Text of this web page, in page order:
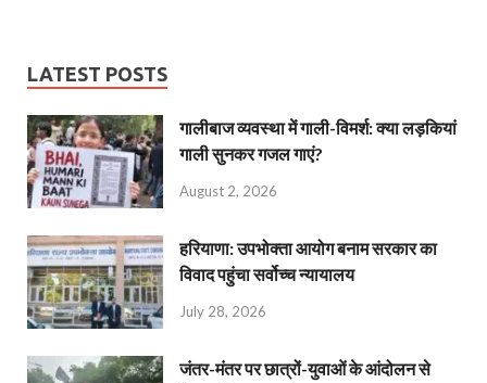
LATEST POSTS
गालीबाज व्‍यवस्‍था में गाली-विमर्श: क्या लड़कियां
गाली सुनकर गजल गाएं?
August 2, 2026
हरियाणा: उपभोक्ता आयोग बनाम सरकार का
विवाद पहुंचा सर्वोच्च न्यायालय
July 28, 2026
जंतर-मंतर पर छात्रों-युवाओं के आंदोलन से